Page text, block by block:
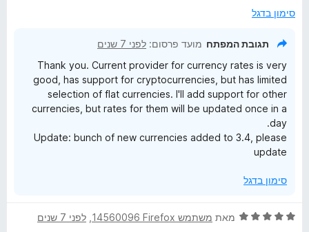
5
סימון בדגל
תגובת המפתח מועד פרסום: לפני 7 שנים
Thank you. Current provider for currency rates is very
good, has support for cryptocurrencies, but has limited
selection of flat currencies. I'll add support for other
currencies, but rates for them will be updated once in a
day.
Update: bunch of new currencies added to 3.4, please
update
סימון בדגל
ד
מאת משתמש Firefox‏ 14560096 לפני 7 שנים